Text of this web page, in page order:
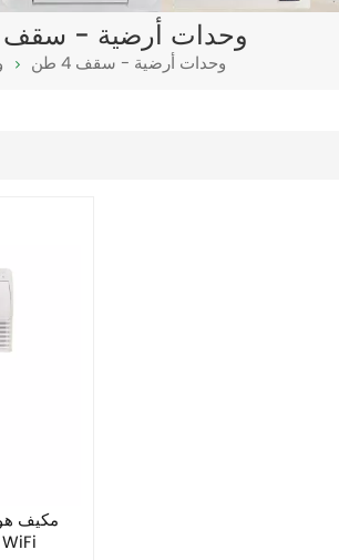
وحدات أرضية - سقف 4
وحدات أرضية - سقف 4 طن
مكيف
عاكس التحكم الذكي في WiFi